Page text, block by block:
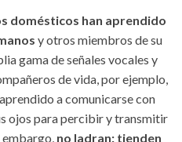
domésticos han aprendido
y otros miembros de su
gama de señales vocales y
de vida, por ejemplo,
a comunicarse con
ojos para percibir y transmitir
embargo, no ladran: tienden